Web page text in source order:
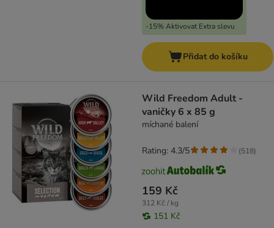
-15% Aktivovat Extra slevu
Přidat do košíku
Wild Freedom Adult -
vaničky 6 x 85 g
míchané balení
159 Kč
312 Kč / kg
151 Kč
Rating: 4.3/5 (518)